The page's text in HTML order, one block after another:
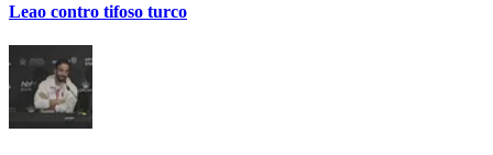
Leao contro tifoso turco